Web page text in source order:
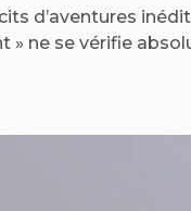
d’aventures
» ne se vérifie